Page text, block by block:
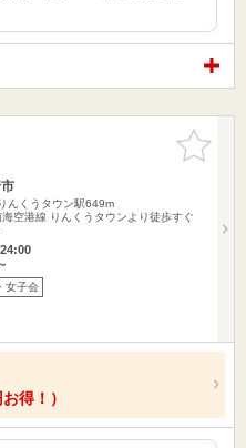
お気に入
りに追加
りんくうタウン駅649m
空港線 りんくうタウンより徒歩すぐ
女子会
得！）